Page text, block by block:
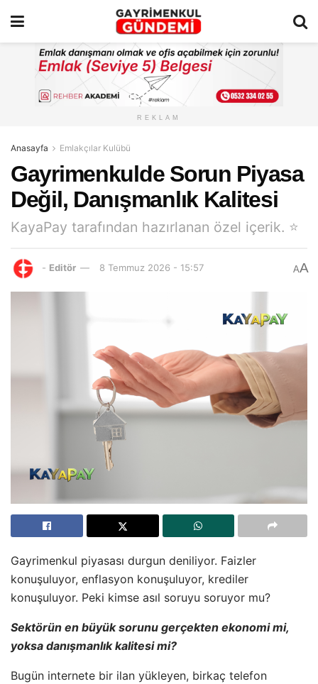
REKLAM
Anasayfa Emlakçılar Kulübü
Gayrimenkulde Sorun Piyasa
Değil, Danışmanlık Kalitesi
KayaPay tarafından hazırlanan özel içerik. ⭐
- Editör 8 Temmuz 2026 - 15:57 AA
Gayrimenkul piyasası durgun deniliyor. Faizler
konuşuluyor, enflasyon konuşuluyor, krediler
konuşuluyor. Peki kimse asıl soruyu soruyor mu?
Sektörün en büyük sorunu gerçekten ekonomi mi,
yoksa danışmanlık kalitesi mi?
Bugün internete bir ilan yükleyen, birkaç telefon